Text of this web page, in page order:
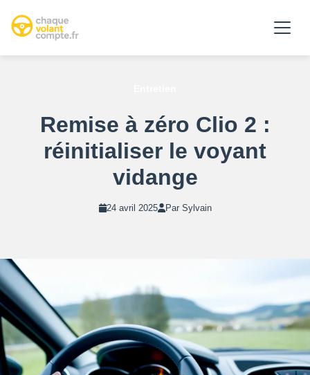
Remise à zéro Clio 2 :
réinitialiser le voyant
vidange
24 avril 2025 Par Sylvain